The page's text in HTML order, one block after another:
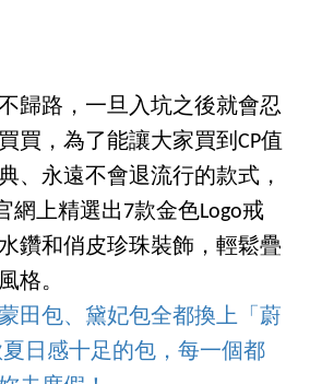
歸路，一旦入坑之後就會忍
買，為了能讓大家買到CP值
、永遠不會退流行的款式，
網上精選出7款金色Logo戒
鑽和俏皮珍珠裝飾，輕鬆疊
格。
田包、黛妃包全都換上「蔚
日感十足的包，每一個都